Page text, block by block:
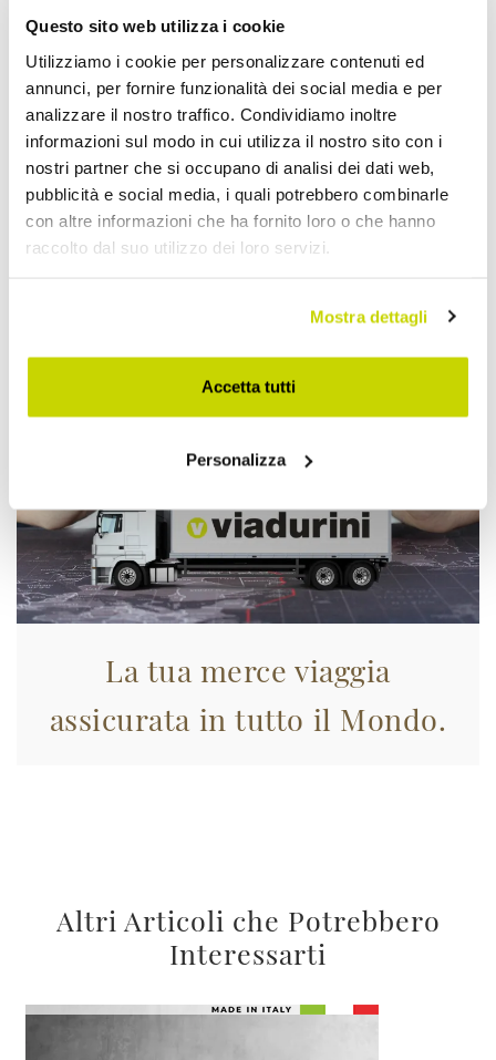
Questo sito web utilizza i cookie
Utilizziamo i cookie per personalizzare contenuti ed
annunci, per fornire funzionalità dei social media e per
analizzare il nostro traffico. Condividiamo inoltre
informazioni sul modo in cui utilizza il nostro sito con i
nostri partner che si occupano di analisi dei dati web,
pubblicità e social media, i quali potrebbero combinarle
con altre informazioni che ha fornito loro o che hanno
raccolto dal suo utilizzo dei loro servizi.
Mostra dettagli
Accetta tutti
Personalizza
Approfittane subito!
La tua merce viaggia
assicurata in tutto il Mondo.
Altri Articoli che Potrebbero
Interessarti